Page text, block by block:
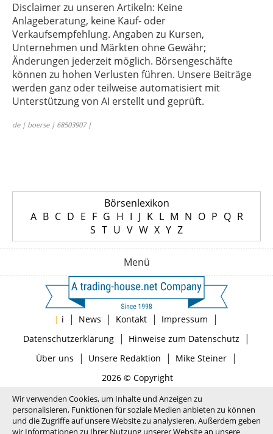
Disclaimer zu unseren Artikeln: Keine
Anlageberatung, keine Kauf- oder
Verkaufsempfehlung. Angaben zu Kursen,
Unternehmen und Märkten ohne Gewähr;
Änderungen jederzeit möglich. Börsengeschäfte
können zu hohen Verlusten führen. Unsere Beiträge
werden ganz oder teilweise automatisiert mit
Unterstützung von AI erstellt und geprüft.
de | boerse | 68503907 |
Börsenlexikon
A B C D E F G H I J K L M N O P Q R
S T U V W X Y Z
Menü
| i | News | Kontakt | Impressum |
Datenschutzerklärung| Hinweise zum Datenschutz |
Über uns | Unsere Redaktion | Mike Steiner|
2026 © Copyright
Wir verwenden Cookies, um Inhalte und Anzeigen zu
personalisieren, Funktionen für soziale Medien anbieten zu können
und die Zugriffe auf unsere Website zu analysieren. Außerdem geben
wir Informationen zu Ihrer Nutzung unserer Website an unsere